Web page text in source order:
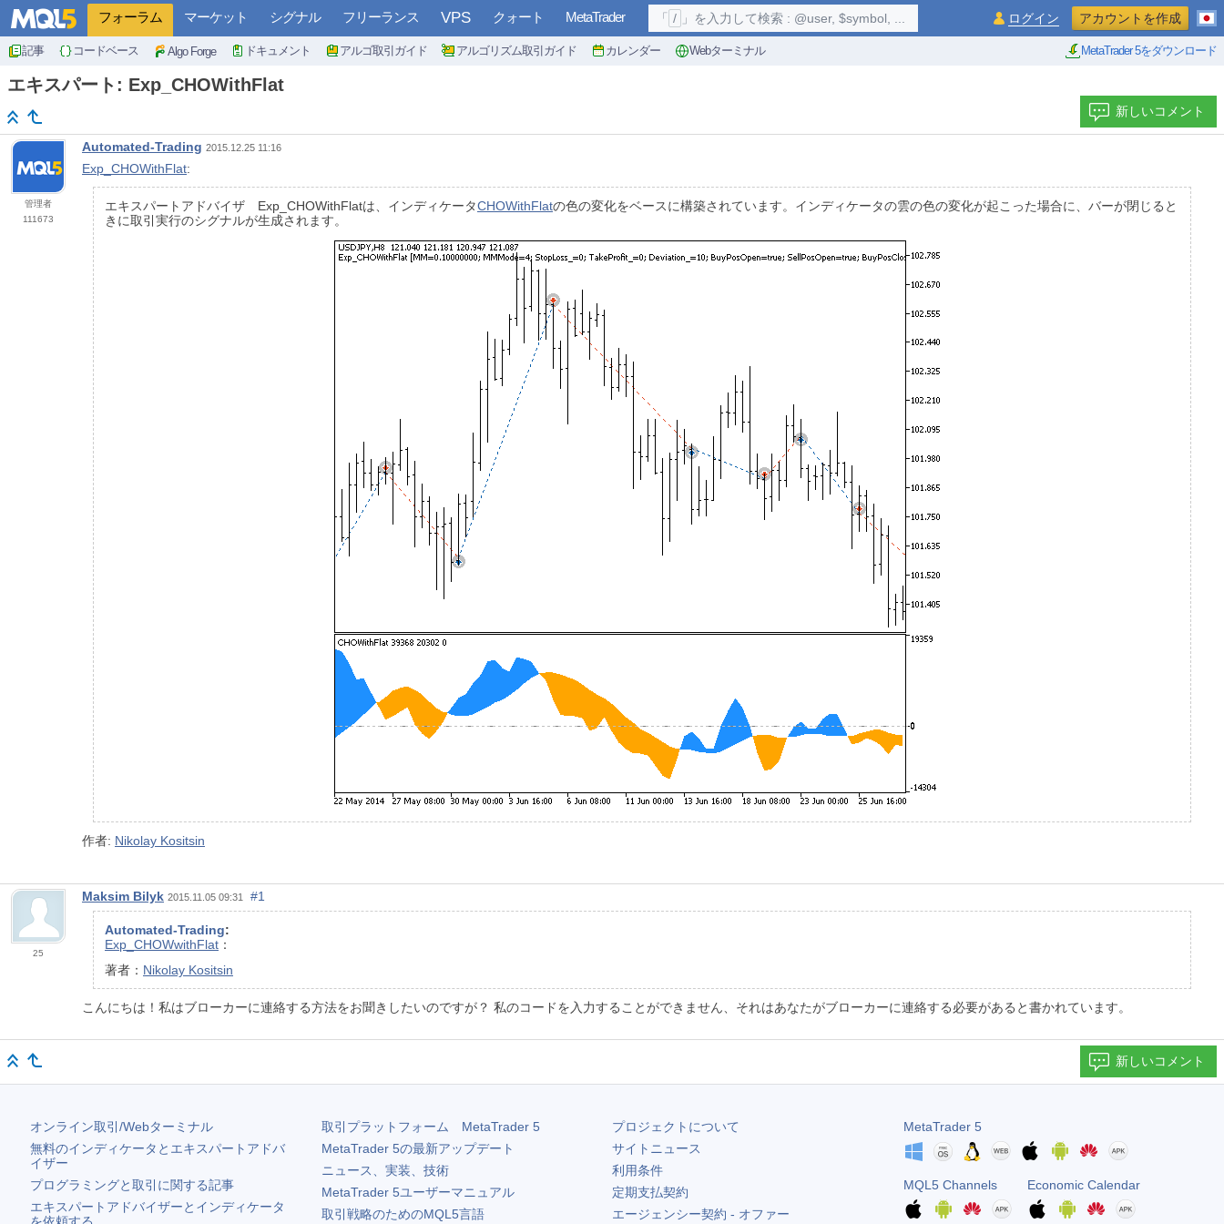
フォーラム マーケット シグナル フリーランス VPS クォート MetaTrader
記事 コードベース Algo Forge ドキュメント アルゴ取引ガイド アルゴリズム取引ガイド カレンダー Webターミナル MetaTrader 5をダウンロード
「 / 」を入力して検索 : @user, $symbol, ... ログイン アカウントを作成
エキスパート: Exp_CHOWithFlat
新しいコメント
管理者
111673
Automated-Trading 2015.12.25 11:16
Exp_CHOWithFlat:
エキスパートアドバイザ Exp_CHOWithFlatは、インディケータCHOWithFlatの色の変化をベースに構築されています。インディケータの雲の色の変化が起こった場合に、バーが閉じると
きに取引実行のシグナルが生成されます。
作者: Nikolay Kositsin
25
Maksim Bilyk 2015.11.05 09:31 #1
Automated-Trading:
Exp_CHOWwithFlat ：
著者： Nikolay Kositsin
こんにちは！私はブローカーに連絡する方法をお聞きしたいのですが？ 私のコードを入力することができません、それはあなたがブローカーに連絡する必要があると書かれています。
新しいコメント
オンライン取引/Webターミナル
無料のインディケータとエキスパートアドバ
イザー
プログラミングと取引に関する記事
エキスパートアドバイザーとインディケータ
取引プラットフォーム MetaTrader 5
MetaTrader 5の最新アップデート
ニュース、実装、技術
MetaTrader 5ユーザーマニュアル
取引戦略のためのMQL5言語
プロジェクトについて
サイトニュース
利用条件
定期支払契約
エージェンシー契約 - オファー
MetaTrader 5
MQL5 Channels Economic Calendar